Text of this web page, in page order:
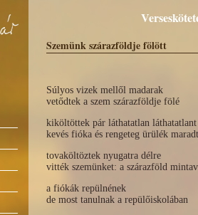
Szemünk szárazföldje fölött
Súlyos vizek mellől madarak
vetődtek a szem szárazföldje fölé
kiköltöttek pár láthatatlan
kevés fióka és rengeteg ürülék
tovaköltöztek nyugatra délre
vitték szemünket: a szárazföld
a fiókák repülnének
de most tanulnak a repülőiskolában